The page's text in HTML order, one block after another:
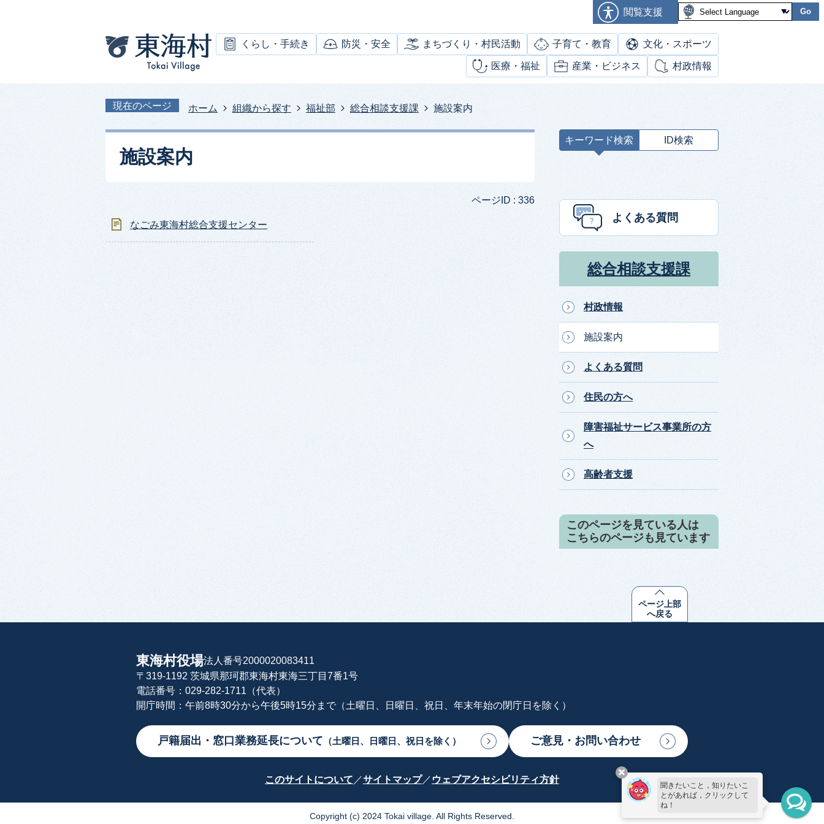
閲覧支援 Go
くらし・手続き 防災・安全 まちづくり・村民活動 子育て・教育 文化・スポーツ
医療・福祉 産業・ビジネス 村政情報
現在のページ ホーム 組織から探す 福祉部 総合相談支援課 施設案内
施設案内
ページID : 336
なごみ東海村総合支援センター
キーワード検索 ID検索
ー
よくある質問
総合相談支援課
村政情報
施設案内
よくある質問
住民の方へ
障害福祉サービス事業所の方
へ
高齢者支援
このページを見ている人は
こちらのページも見ています
ページ上部
へ戻る
東海村役場法人番号2000020083411
〒319-1192 茨城県那珂郡東海村東海三丁目7番1号
電話番号：029-282-1711（代表）
開庁時間：午前8時30分から午後5時15分まで（土曜日、日曜日、祝日、年末年始の閉庁日を除く）
戸籍届出・窓口業務延長について （土曜日、日曜日、祝日を除く） ご意見・お問い合わせ
このサイトについて サイトマップ ウェブアクセシビリティ方針
Copyright (c) 2024 Tokai village. All Rights Reserved.
聞きたいこと，知りたいこ
とがあれば，クリックして
ね！